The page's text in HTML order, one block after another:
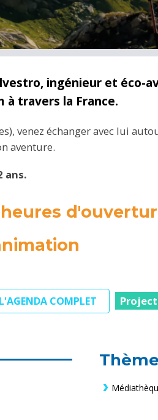
ingénieur et
à travers la France.
venez échanger avec lui
aventure.
ans.
COMPLET